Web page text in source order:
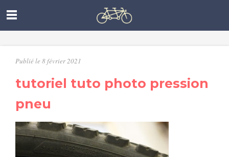
Publié le 8 février 2021
tutoriel tuto photo pression
pneu